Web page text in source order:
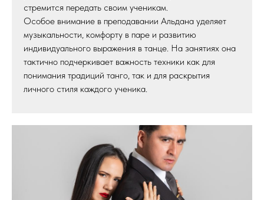
стремится передать своим ученикам.
Особое внимание в преподавании Альдана уделяет
музыкальности, комфорту в паре и развитию
индивидуального выражения в танце. На занятиях она
тактично подчеркивает важность техники как для
понимания традиций танго, так и для раскрытия
личного стиля каждого ученика.